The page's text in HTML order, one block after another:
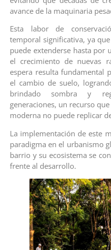
avance de la maquinaria
Esta labor de
temporal significativa, ya
puede extenderse hasta
el crecimiento de nuevas
espera resulta fundamental
el cambio de suelo,
brindado sombra y
generaciones, un recurso
moderna no puede replicar
La implementación de este
paradigma en el urbanismo
barrio y su ecosistema se
frente al desarrollo.